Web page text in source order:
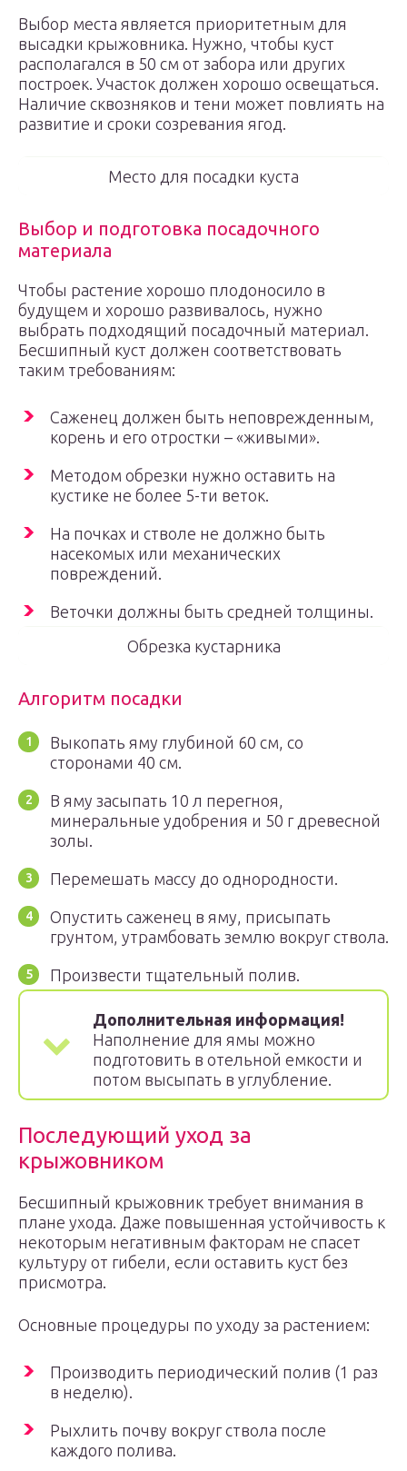
Выбор места является приоритетным для
высадки крыжовника. Нужно, чтобы куст
располагался в 50 см от забора или других
построек. Участок должен хорошо освещаться.
Наличие сквозняков и тени может повлиять на
развитие и сроки созревания ягод.
Место для посадки куста
Выбор и подготовка посадочного
материала
Чтобы растение хорошо плодоносило в
будущем и хорошо развивалось, нужно
выбрать подходящий посадочный материал.
Бесшипный куст должен соответствовать
таким требованиям:
Саженец должен быть неповрежденным,
корень и его отростки – «живыми».
Методом обрезки нужно оставить на
кустике не более 5-ти веток.
На почках и стволе не должно быть
насекомых или механических
повреждений.
Веточки должны быть средней толщины.
Обрезка кустарника
Алгоритм посадки
Выкопать яму глубиной 60 см, со
сторонами 40 см.
В яму засыпать 10 л перегноя,
минеральные удобрения и 50 г древесной
золы.
Перемешать массу до однородности.
Опустить саженец в яму, присыпать
грунтом, утрамбовать землю вокруг ствола.
Произвести тщательный полив.
Дополнительная информация!
Наполнение для ямы можно
подготовить в отельной емкости и
потом высыпать в углубление.
Последующий уход за
крыжовником
Бесшипный крыжовник требует внимания в
плане ухода. Даже повышенная устойчивость к
некоторым негативным факторам не спасет
культуру от гибели, если оставить куст без
присмотра.
Основные процедуры по уходу за растением:
Производить периодический полив (1 раз
в неделю).
Рыхлить почву вокруг ствола после
каждого полива.